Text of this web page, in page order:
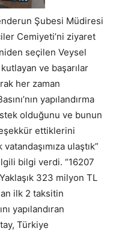
Şubesi Müdiresi
Cemiyeti’ni ziyaret
seçilen Veysel
kutlayan ve başarılar
her zaman
yapılandırma
olduğunu ve bunun
ettiklerini
ulaştık”
bilgi verdi. “16207
323 milyon TL
ilk 2 taksitin
yapılandıran
Türkiye